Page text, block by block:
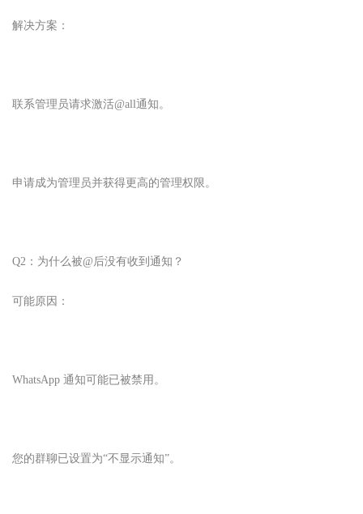
解决方案：
联系管理员请求激活@all通知。
申请成为管理员并获得更高的管理权限。
Q2：为什么被@后没有收到通知？
可能原因：
WhatsApp 通知可能已被禁用。
您的群聊已设置为“不显示通知”。